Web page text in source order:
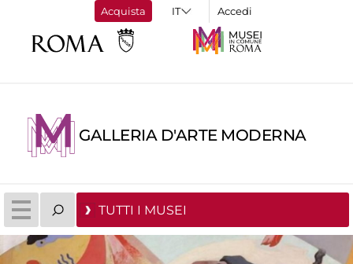
Acquista Accedi
GALLERIA D'ARTE MODERNA
TUTTI I MUSEI